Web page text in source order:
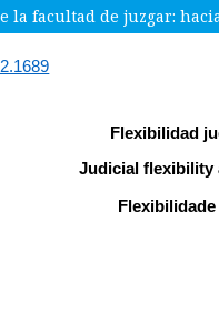
facultad de juzgar: